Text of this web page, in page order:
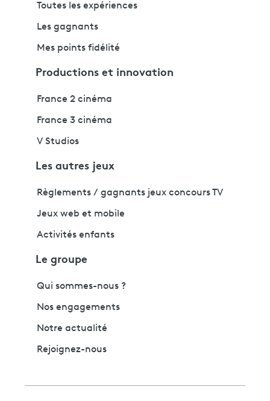
Toutes les expériences
Les gagnants
Mes points fidélité
Productions et innovation
France 2 cinéma
France 3 cinéma
V Studios
Les autres jeux
Règlements / gagnants jeux concours TV
Jeux web et mobile
Activités enfants
Le groupe
Qui sommes-nous ?
Nos engagements
Notre actualité
Rejoignez-nous